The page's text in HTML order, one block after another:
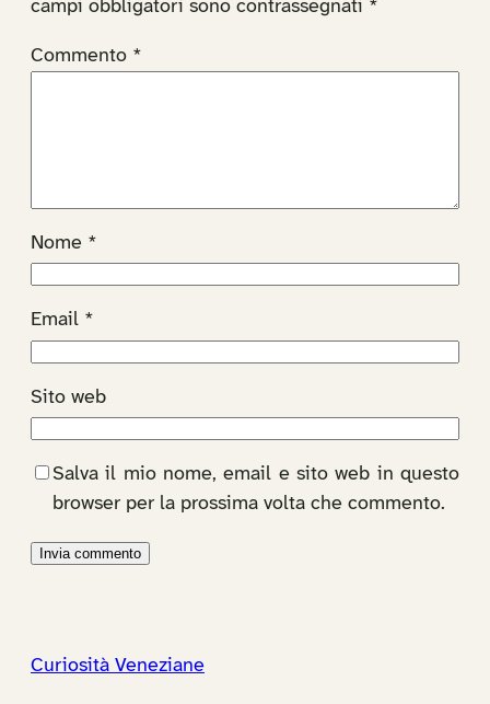
campi obbligatori sono contrassegnati *
Commento *
Nome *
Email *
Sito web
Salva il mio nome, email e sito web in questo
browser per la prossima volta che commento.
Curiosità Veneziane